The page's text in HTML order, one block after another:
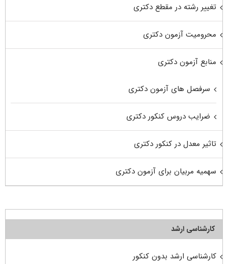
تغییر رشته در مقطع دکتری
محرومیت آزمون دکتری
منابع آزمون دکتری
سرفصل های آزمون دکتری
ضرایب دروس کنکور دکتری
تاثیر معدل در کنکور دکتری
سهمیه مربیان برای آزمون دکتری
کارشناسی ارشد
کارشناسی ارشد بدون کنکور